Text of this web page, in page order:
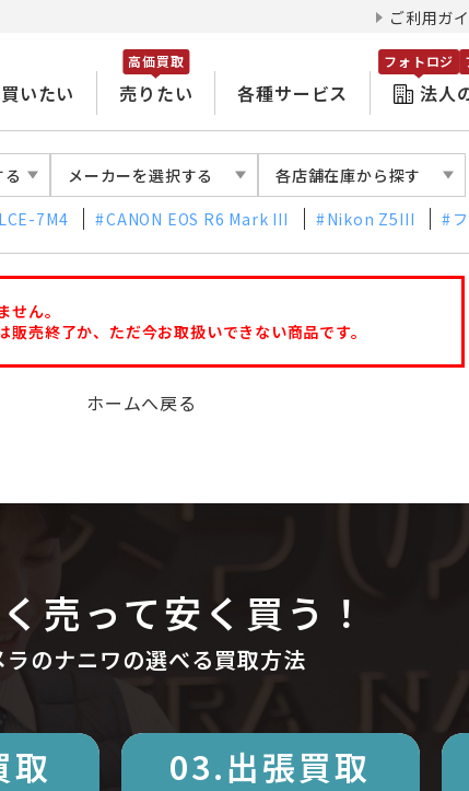
ご利用ガ
買いたい 売りたい
高価買取
各種サービス 法人
フォトロジ
メーカーを選択する 各店舗在庫から探す
7M4 CANON EOS R6 Mark III Nikon Z5III
せん。
販売終了か、ただ今お取扱いできない商品です。
ホームへ戻る
売って安く買う！
ラのナニワの選べる買取方法
取 03.出張買取